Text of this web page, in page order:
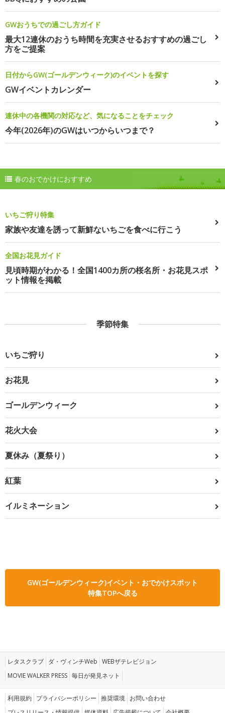
GWおうちでの過ごし方ガイド
最大12連休のおうち時間を充実させるおすすめの過ごし
方をご提案
日付からGW(ゴールデンウィーク)のイベントを探す
GWイベントカレンダー
連休中の各機関の対応など、気になることをチェック
今年(2026年)のGWはいつからいつまで？
春のおでかけにおすすめ
いちご狩り特集
家族や友達を誘って新鮮ないちごを食べに行こう
全国お花見ガイド
見頃時期がわかる！全国1400カ所の桜名所・お花見スポ
ット情報を掲載
季節特集
いちご狩り
お花見
ゴールデンウィーク
花火大会
夏休み（夏祭り）
紅葉
イルミネーション
GW(ゴールデンウィーク)イベント・おでかけスポット
特集TOPへ戻る
レタスクラブ ダ・ヴィンチWeb WEBザテレビジョン
MOVIE WALKER PRESS 毎日が発見ネット
利用規約 プライバシーポリシー 推奨環境 お問い合わせ